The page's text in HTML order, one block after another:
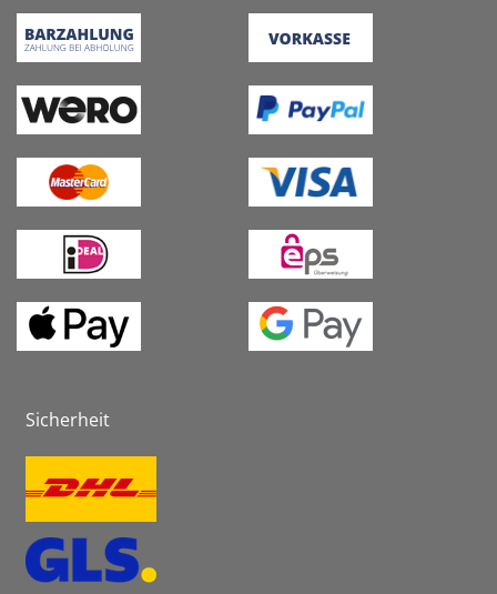
Sicherheit